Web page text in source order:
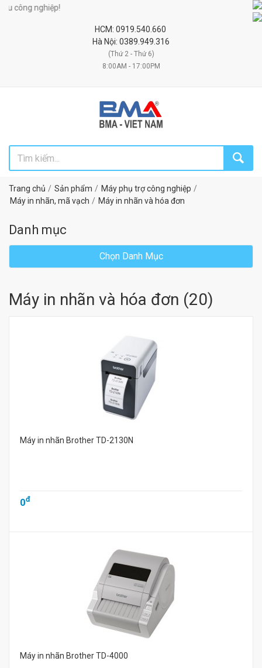
HCM: 0919.540.660
Hà Nội: 0389.949.316
(Thứ 2 - Thứ 6)
8:00AM - 17:00PM
Trang chủ Sản phẩm
Máy phụ trợ công nghiệp
Máy in nhãn, mã vạch
Máy in nhãn và hóa đơn
Danh mục
Chọn Danh Mục
Máy in nhãn và hóa đơn (20)
Máy in nhãn Brother TD-2130N
0đ
Máy in nhãn Brother TD-4000